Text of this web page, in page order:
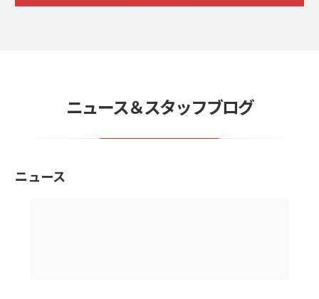
ニュース＆スタッフブログ
ニュース